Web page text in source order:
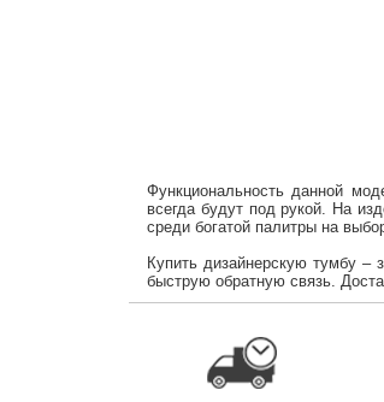
Функциональность данной
всегда будут под рукой. На
среди богатой палитры на
Купить дизайнерскую тумбу –
быструю обратную связь.